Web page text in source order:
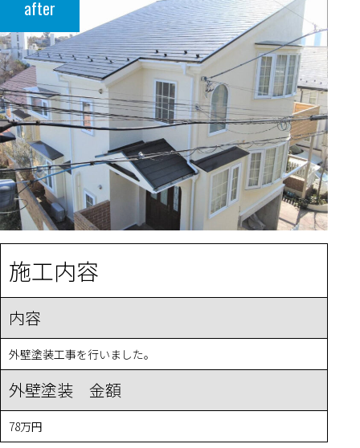
after
施工内容
内容
外壁塗装工事を行いました。
外壁塗装 金額
78万円